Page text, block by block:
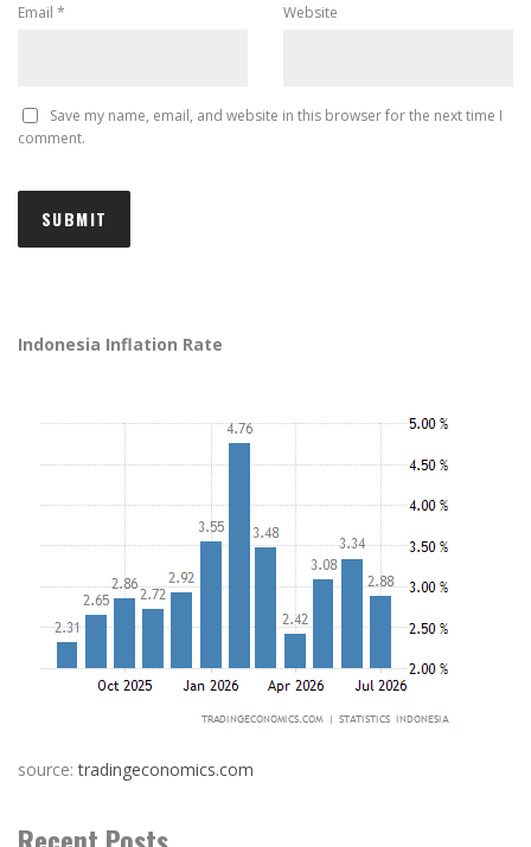
Email * Website
Save my name, email, and website in this browser for the next time I
comment.
Indonesia Inflation Rate
source:tradingeconomics.com